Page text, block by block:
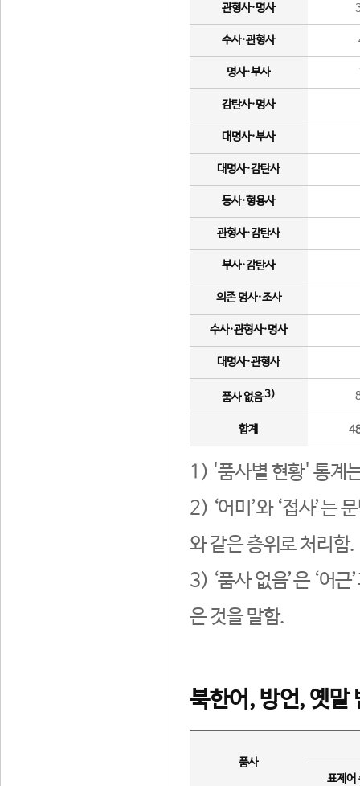
관형사·명사
수사·관형사
명사·부사
감탄사·명사
대명사·부사
대명사·감탄사
동사·형용사
관형사·감탄사
부사·감탄사
의존 명사·조사
수사·관형사·명사
대명사·관형사
품사 없음3)
합계
1) '품사별 현황' 통계
2) ‘어미’와 ‘접사’는
와 같은 층위로 처리함.
3) ‘품사 없음’은 ‘어
은 것을 말함.
북한어, 방언, 옛말
품사
표제어